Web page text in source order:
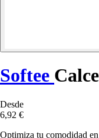
Softee
Desde
6,92 €
Optimiza tu comodidad